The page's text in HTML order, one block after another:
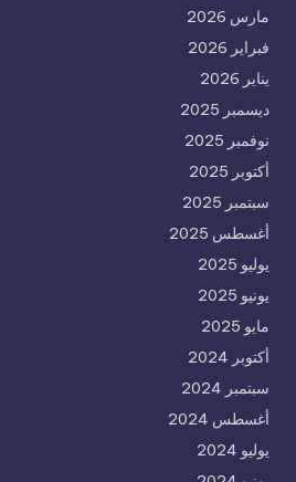
مارس 2026
فبراير 2026
يناير 2026
ديسمبر 2025
نوفمبر 2025
أكتوبر 2025
سبتمبر 2025
أغسطس 2025
يوليو 2025
يونيو 2025
مايو 2025
أكتوبر 2024
سبتمبر 2024
أغسطس 2024
يوليو 2024